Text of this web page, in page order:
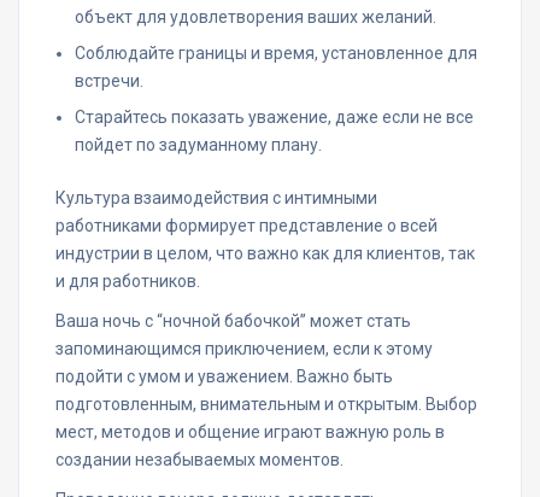
объект для удовлетворения ваших желаний.
Соблюдайте границы и время, установленное для
встречи.
Старайтесь показать уважение, даже если не все
пойдет по задуманному плану.
Культура взаимодействия с интимными
работниками формирует представление о всей
индустрии в целом, что важно как для клиентов, так
и для работников.
Ваша ночь с “ночной бабочкой” может стать
запоминающимся приключением, если к этому
подойти с умом и уважением. Важно быть
подготовленным, внимательным и открытым. Выбор
мест, методов и общение играют важную роль в
создании незабываемых моментов.